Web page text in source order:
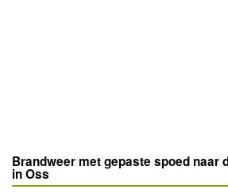
Brandweer met gepaste spoed naar
in Oss